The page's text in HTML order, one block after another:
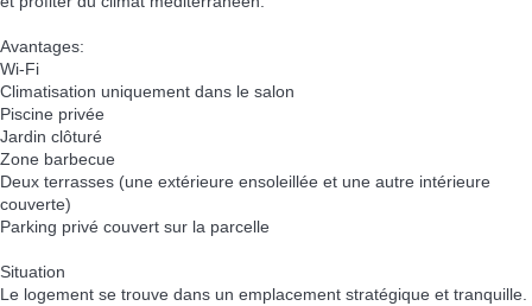
Avantages:
Wi-Fi
Climatisation uniquement dans le salon
Piscine privée
Jardin clôturé
Zone barbecue
Deux terrasses (une extérieure ensoleillée et une autre intérieure
couverte)
Parking privé couvert sur la parcelle
Situation
Le logement se trouve dans un emplacement stratégique et tranquille.